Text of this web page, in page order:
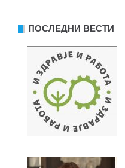
ПОСЛЕДНИ ВЕСТИ